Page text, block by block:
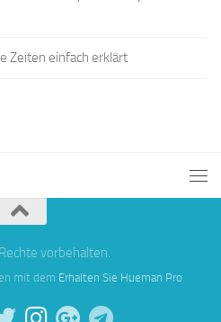
Zeiten einfach erklärt
vorbehalten.
mit dem Erhalten Sie Hueman Pro